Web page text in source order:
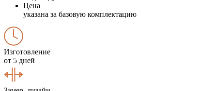
Цена
указана за базовую комплектацию
Изготовление
от 5 дней